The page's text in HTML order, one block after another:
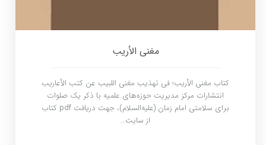
مغنی الأریب
کتاب مغنی الأریب؛ فی تهذیب مغنی اللبیب عن کتب الأعاریب
انتشارات مرکز مدیریت حوزه‌های علمیه با ذکر یک صلوات
برای سلامتی امام زمان (علیه‌السلام)، جهت دریافت pdf کتاب
از سایت…